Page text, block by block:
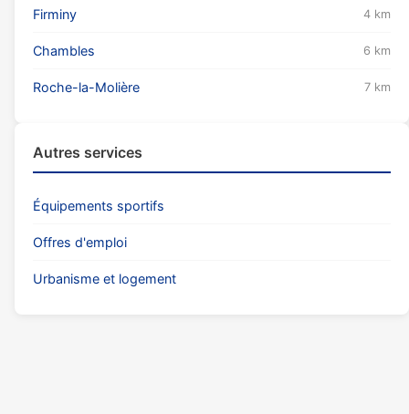
Firminy 4 km
Chambles 6 km
Roche-la-Molière 7 km
Autres services
Équipements sportifs
Offres d'emploi
Urbanisme et logement